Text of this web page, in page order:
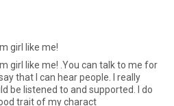
girl like me!
girl like me! .You can talk to me for
that I can hear people. I really
be listened to and supported. I do
trait of my charact